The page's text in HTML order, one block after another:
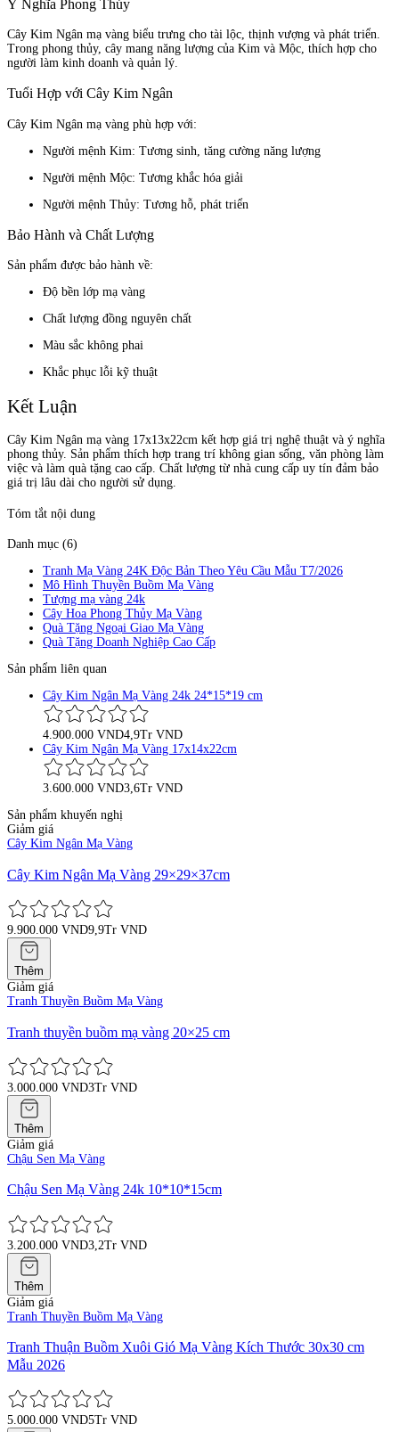
Ý Nghĩa Phong Thủy
Cây Kim Ngân mạ vàng biểu trưng cho tài lộc, thịnh vượng và phát triển.
Trong phong thủy, cây mang năng lượng của Kim và Mộc, thích hợp cho
người làm kinh doanh và quản lý.
Tuổi Hợp với Cây Kim Ngân
Cây Kim Ngân mạ vàng phù hợp với:
Người mệnh Kim: Tương sinh, tăng cường năng lượng
Người mệnh Mộc: Tương khắc hóa giải
Người mệnh Thủy: Tương hỗ, phát triển
Bảo Hành và Chất Lượng
Sản phẩm được bảo hành về:
Độ bền lớp mạ vàng
Chất lượng đồng nguyên chất
Màu sắc không phai
Khắc phục lỗi kỹ thuật
Kết Luận
Cây Kim Ngân mạ vàng 17x13x22cm kết hợp giá trị nghệ thuật và ý nghĩa
phong thủy. Sản phẩm thích hợp trang trí không gian sống, văn phòng làm
việc và làm quà tặng cao cấp. Chất lượng từ nhà cung cấp uy tín đảm bảo
giá trị lâu dài cho người sử dụng.
Tóm tắt nội dung
Danh mục (6)
Tranh Mạ Vàng 24K Độc Bản Theo Yêu Cầu Mẫu T7/2026
Mô Hình Thuyền Buồm Mạ Vàng
Tượng mạ vàng 24k
Cây Hoa Phong Thủy Mạ Vàng
Quà Tặng Ngoại Giao Mạ Vàng
Quà Tặng Doanh Nghiệp Cao Cấp
Sản phẩm liên quan
Cây Kim Ngân Mạ Vàng 24k 24*15*19 cm
4.900.000 VND4,9Tr VND
Cây Kim Ngân Mạ Vàng 17x14x22cm
3.600.000 VND3,6Tr VND
Sản phẩm khuyến nghị
Giảm giá
Cây Kim Ngân Mạ Vàng
Cây Kim Ngân Mạ Vàng 29×29×37cm
9.900.000 VND9,9Tr VND
Thêm
Giảm giá
Tranh Thuyền Buồm Mạ Vàng
Tranh thuyền buồm mạ vàng 20×25 cm
3.000.000 VND3Tr VND
Thêm
Giảm giá
Chậu Sen Mạ Vàng
Chậu Sen Mạ Vàng 24k 10*10*15cm
3.200.000 VND3,2Tr VND
Thêm
Giảm giá
Tranh Thuyền Buồm Mạ Vàng
Tranh Thuận Buồm Xuôi Gió Mạ Vàng Kích Thước 30x30 cm
Mẫu 2026
5.000.000 VND5Tr VND